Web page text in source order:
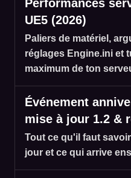
Performances
UE5 (2026)
Paliers de matériel,
réglages Engine.ini et
maximum de ton
Événement
mise à jour 1.2 &
Tout ce qu'il faut
jour et ce qui arrive